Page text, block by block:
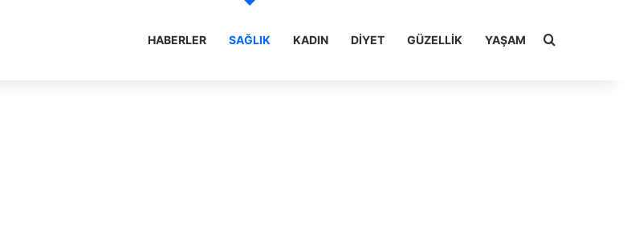
HABERLER SAĞLIK KADIN DIYET GÜZELLIK YAŞAM Arama yap